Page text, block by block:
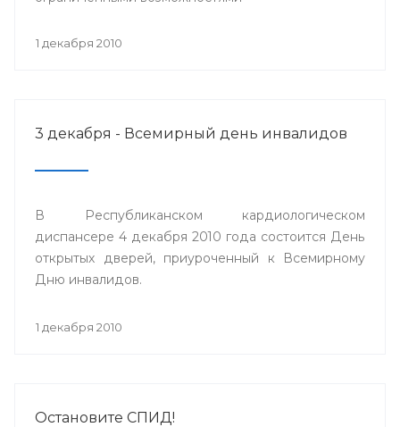
1 декабря 2010
3 декабря - Всемирный день инвалидов
В Республиканском кардиологическом
диспансере 4 декабря 2010 года состоится День
открытых дверей, приуроченный к Всемирному
Дню инвалидов.
1 декабря 2010
Остановите СПИД!